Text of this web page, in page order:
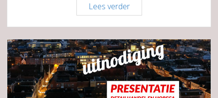
Lees verderGeslaagde
eerste
centrumbijeenkomst